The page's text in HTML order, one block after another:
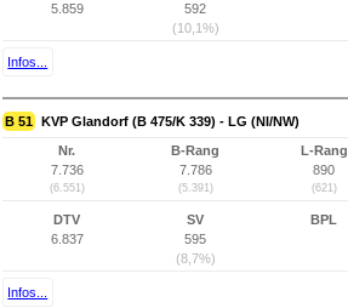
5.859
592
(10,1%)
Infos...
B 51 KVP Glandorf (B 475/K 339) - LG (NI/NW)
Nr.
7.736
(6.551)
B-Rang
7.786
(5.391)
L-Rang
890
(621)
DTV
6.837
SV
595
(8,7%)
BPL
Infos...